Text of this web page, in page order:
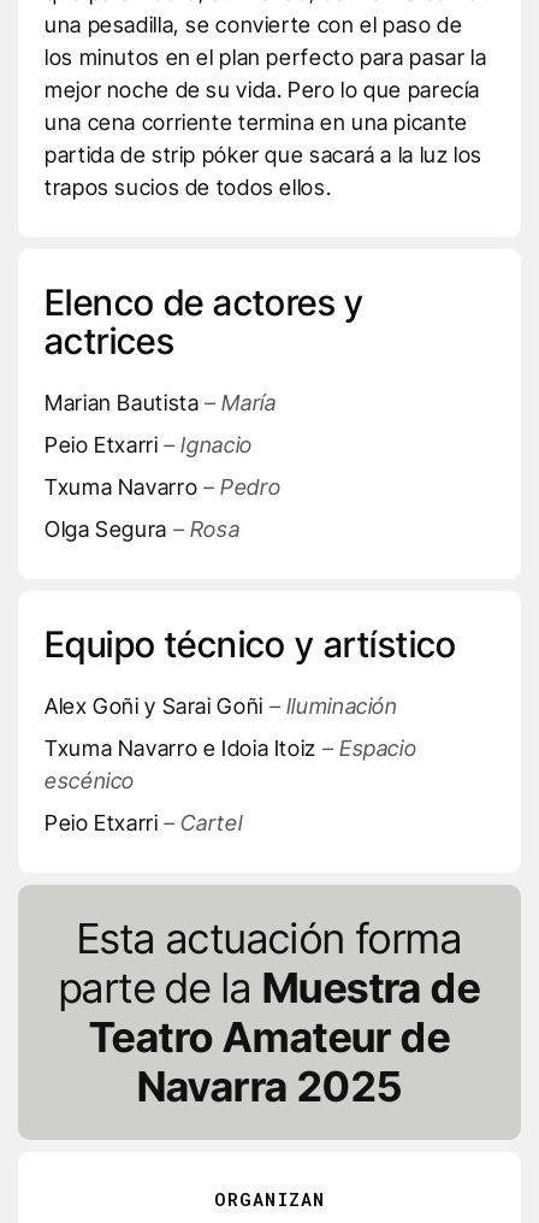
una pesadilla, se convierte con el paso de
los minutos en el plan perfecto para pasar la
mejor noche de su vida. Pero lo que parecía
una cena corriente termina en una picante
partida de strip póker que sacará a la luz los
trapos sucios de todos ellos.
Elenco de actores y
actrices
Marian Bautista – María
Peio Etxarri – Ignacio
Txuma Navarro – Pedro
Olga Segura – Rosa
Equipo técnico y artístico
Alex Goñi y Sarai Goñi – Iluminación
Txuma Navarro e Idoia Itoiz – Espacio
escénico
Peio Etxarri – Cartel
Esta actuación forma
parte de la Muestra de
Teatro Amateur de
Navarra 2025
ORGANIZAN